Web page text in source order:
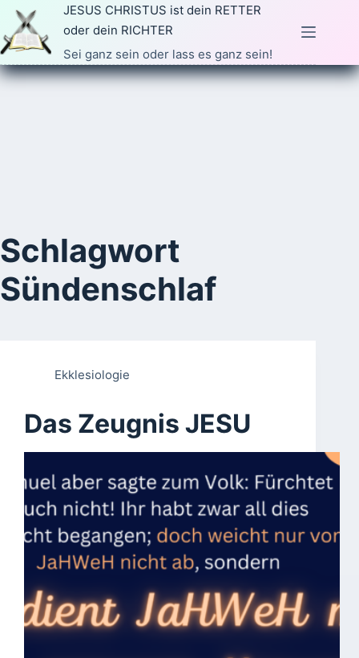
Zum
Inhalt
springen
JESUS CHRISTUS ist dein RETTER
oder dein RICHTER
Sei ganz sein oder lass es ganz sein!
Schlagwort
Sündenschlaf
Ekklesiologie
Das Zeugnis JESU